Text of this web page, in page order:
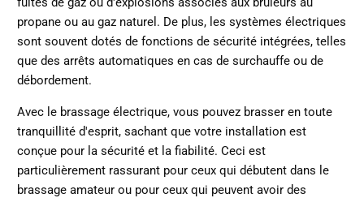
propane ou au gaz naturel. De plus, les systèmes électriques
sont souvent dotés de fonctions de sécurité intégrées, telles
que des arrêts automatiques en cas de surchauffe ou de
débordement.
Avec le brassage électrique, vous pouvez brasser en toute
tranquillité d'esprit, sachant que votre installation est
conçue pour la sécurité et la fiabilité. Ceci est
particulièrement rassurant pour ceux qui débutent dans le
brassage amateur ou pour ceux qui peuvent avoir des